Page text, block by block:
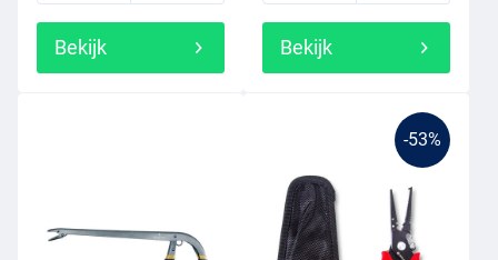
Bekijk Bekijk
-53%